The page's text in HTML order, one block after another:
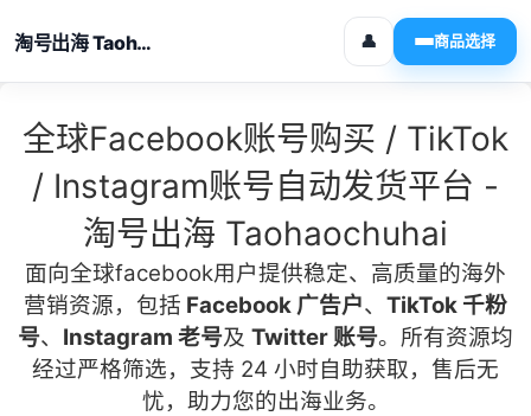
淘号出海 Taohaochuhai 👤 商品选择
全球Facebook账号购买 / TikTok
/ Instagram账号自动发货平台 -
淘号出海 Taohaochuhai
面向全球facebook用户提供稳定、高质量的海外
营销资源，包括 Facebook 广告户、 TikTok 千粉
号、 Instagram 老号及 Twitter 账号。所有资源均
经过严格筛选，支持 24 小时自助获取，售后无
忧，助力您的出海业务。